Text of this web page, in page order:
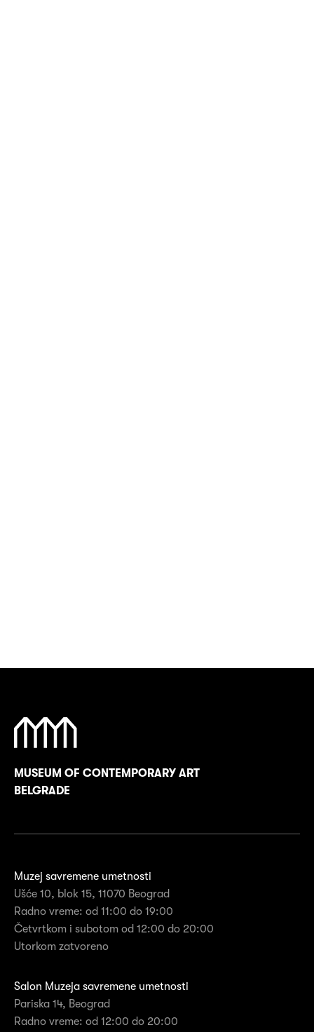
MUSEUM OF CONTEMPORARY ART
BELGRADE
Muzej savremene umetnosti
Ušće 10, blok 15, 11070 Beograd
Radno vreme: od 11:00 do 19:00
Četvrtkom i subotom od 12:00 do 20:00
Utorkom zatvoreno
Salon Muzeja savremene umetnosti
Pariska 14, Beograd
Radno vreme: od 12:00 do 20:00